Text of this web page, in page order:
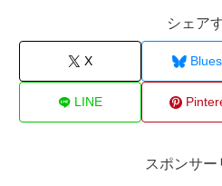
シェア
X
LINE
スポンサー